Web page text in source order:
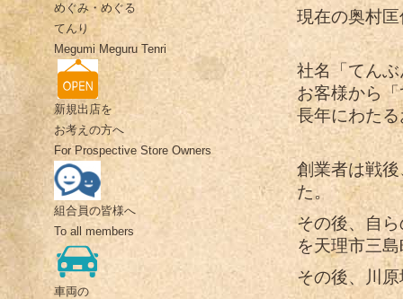
現在の奥村
社名「てん
お客様から
長年にわた
創業者は戦
た。
その後、自
を天理市三
その後、川
めぐみ・めぐる
てんり
Megumi Meguru Tenri
新規出店を
お考えの方へ
For Prospective Store Owners
組合員の皆様へ
To all members
車両の